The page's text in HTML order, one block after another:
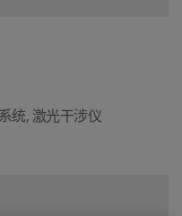
统, 激光干涉仪